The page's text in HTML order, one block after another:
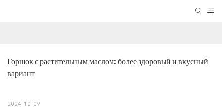
Горшок с растительным маслом: более здоровый и вкусный
вариант
2024-10-09